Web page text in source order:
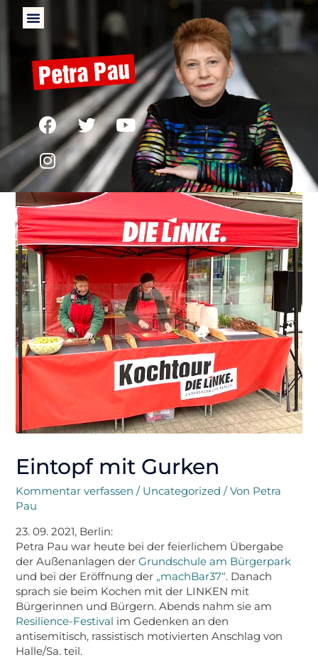
Eintopf mit Gurken
Kommentar verfassen / Uncategorized / Von Petra
Pau
23. 09. 2021, Berlin:
Petra Pau war heute bei der feierlichem Übergabe
der Außenanlagen derGrundschule am Bürgerpark
und bei der Eröffnung der „machBar37“. Danach
sprach sie beim Kochen mit der LINKEN mit
Bürgerinnen und Bürgern. Abends nahm sie am
Resilience-Festival im Gedenken an den
antisemitisch, rassistisch motivierten Anschlag von
Halle/Sa. teil.